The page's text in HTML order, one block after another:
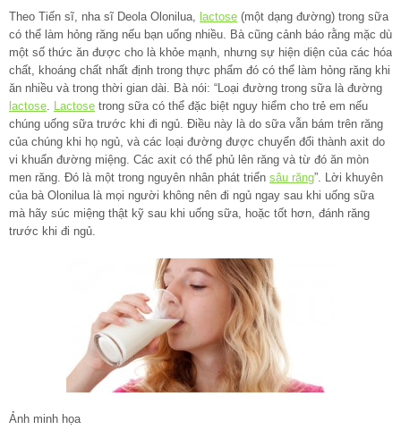
Theo Tiến sĩ, nha sĩ Deola Olonilua, lactose (một dạng đường) trong sữa
có thể làm hỏng răng nếu bạn uống nhiều. Bà cũng cảnh báo rằng mặc dù
một số thức ăn được cho là khỏe mạnh, nhưng sự hiện diện của các hóa
chất, khoáng chất nhất định trong thực phẩm đó có thể làm hỏng răng khi
ăn nhiều và trong thời gian dài. Bà nói: “Loại đường trong sữa là đường
lactose. Lactose trong sữa có thể đặc biệt nguy hiểm cho trẻ em nếu
chúng uống sữa trước khi đi ngủ. Điều này là do sữa vẫn bám trên răng
của chúng khi họ ngủ, và các loại đường được chuyển đổi thành axit do
vi khuẩn đường miệng. Các axit có thể phủ lên răng và từ đó ăn mòn
men răng. Đó là một trong nguyên nhân phát triển sâu răng”. Lời khuyên
của bà Olonilua là mọi người không nên đi ngủ ngay sau khi uống sữa
mà hãy súc miệng thật kỹ sau khi uống sữa, hoặc tốt hơn, đánh răng
trước khi đi ngủ.
Ảnh minh họa